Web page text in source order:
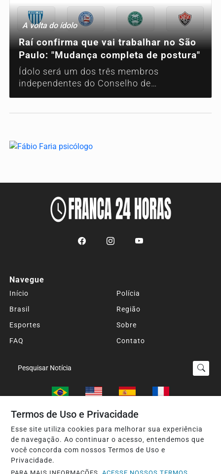
A volta do ídolo
Raí confirma que vai trabalhar no São
Paulo: "Mudança completa de postura"
Ídolo será um dos três membros
independentes do Conselho de
Administração, mas não terá proximidade
Navegue
Início
Polícia
Brasil
Região
Esportes
Sobre
FAQ
Contato
Pesquisar Notícia
Seu Site - Todos os direitos reservados.
Termos de Uso e Privacidade
Termos de Uso e Privacidade
Esse site utiliza cookies para melhorar sua experiência
de navegação. Ao continuar o acesso, entendemos que
você concorda com nossos Termos de Uso e
Privacidade.